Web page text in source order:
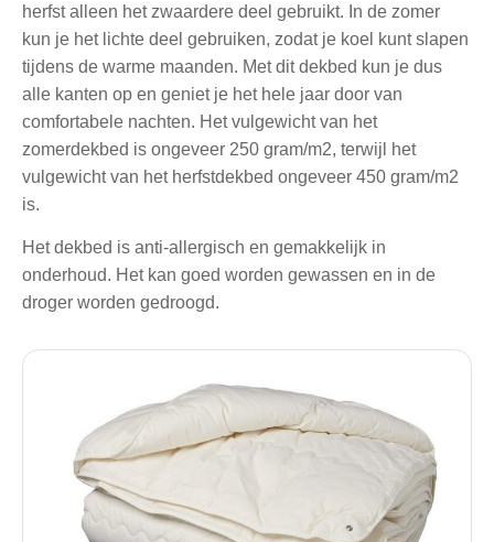
herfst alleen het zwaardere deel gebruikt. In de zomer
kun je het lichte deel gebruiken, zodat je koel kunt slapen
tijdens de warme maanden. Met dit dekbed kun je dus
alle kanten op en geniet je het hele jaar door van
comfortabele nachten. Het vulgewicht van het
zomerdekbed is ongeveer 250 gram/m2, terwijl het
vulgewicht van het herfstdekbed ongeveer 450 gram/m2
is.
Het dekbed is anti-allergisch en gemakkelijk in
onderhoud. Het kan goed worden gewassen en in de
droger worden gedroogd.